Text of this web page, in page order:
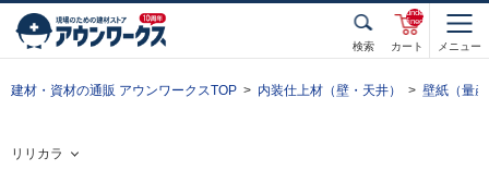
検索 カート
unde
fined
メニュー
建材・資材の通販 アウンワークスTOP 内装仕上材（壁・天井） 壁紙（量
リリカラ